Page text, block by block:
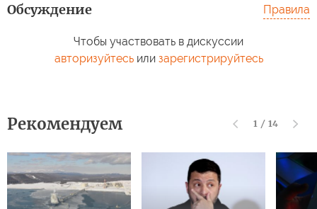
Обсуждение Правила
Чтобы участвовать в дискуссии
авторизуйтесьили зарегистрируйтесь
Рекомендуем 1 / 14